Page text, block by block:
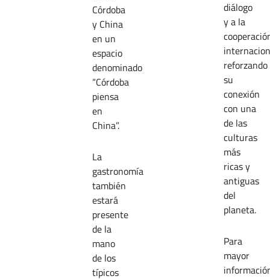
Córdoba
y China
en un
espacio
denominado
“Córdoba
piensa
en
China”.
La
gastronomía
también
estará
presente
de la
mano
de los
típicos
diálogo
y a la
reforzando
su
conexión
con una
de las
culturas
más
ricas y
antiguas
del
planeta.
Para
mayor